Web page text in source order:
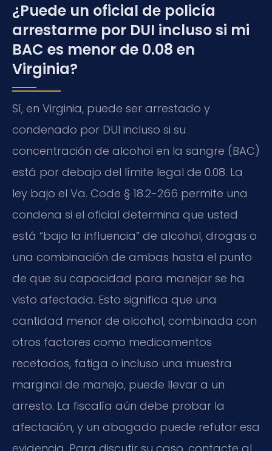
¿Puede un oficial de policía
arrestarme por DUI incluso si mi
BAC es menor de 0.08 en
Virginia?
Sí, en Virginia, puede ser arrestado y
condenado por DUI incluso si su
concentración de alcohol en la sangre (BAC)
está por debajo del límite legal de 0.08. La
ley bajo el Va. Code § 18.2-266 permite una
condena si el oficial determina que usted
está “bajo la influencia” de alcohol, drogas o
una combinación de ambas hasta el punto
de que su capacidad para manejar se ha
visto afectada. Esto significa que una
cantidad menor de alcohol, combinada con
otros factores como medicamentos
recetados, fatiga o incluso una muestra
marginal de manejo, puede llevar a un
arresto. La fiscalía aún debe probar la
afectación, y un abogado puede refutar esa